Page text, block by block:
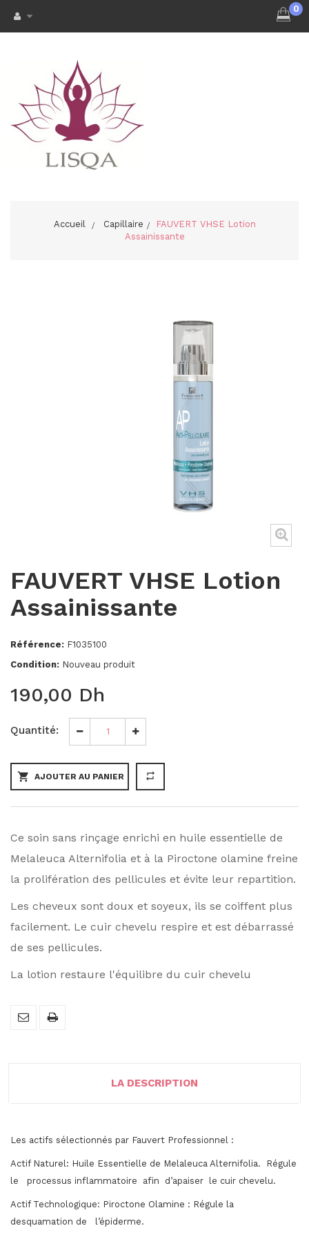
0
Accueil > Capillaire >
FAUVERT VHSE Lotion
Assainissante
FAUVERT VHSE Lotion
Assainissante
Référence: F1035100
Condition: Nouveau produit
190,00 Dh
Quantité:
shopping_cart AJOUTER AU PANIER repeat
Ce soin sans rinçage enrichi en huile essentielle de
Melaleuca Alternifolia et à la Piroctone olamine freine
la prolifération des pellicules et évite leur repartition.
Les cheveux sont doux et soyeux, ils se coiffent plus
facilement. Le cuir chevelu respire et est débarrassé
de ses pellicules.
La lotion restaure l'équilibre du cuir chevelu
LA DESCRIPTION
Les actifs sélectionnés par Fauvert Professionnel :
Actif Naturel: Huile Essentielle de Melaleuca Alternifolia.
Régule
le
processus inflammatoire afin d’apaiser le cuir chevelu.
Actif Technologique: Piroctone Olamine : Régule la
desquamation de
l’épiderme.